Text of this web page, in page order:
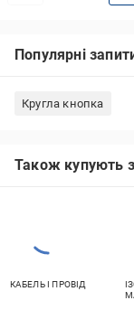
Популярні
Кругла кнопка
Також купують з
КАБЕЛЬ І ПРОВІД